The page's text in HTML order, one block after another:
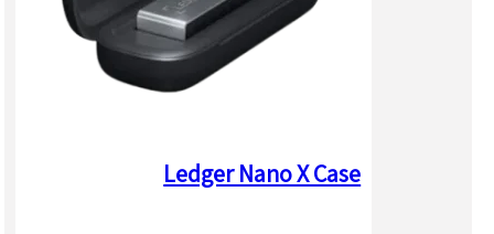
Ledger Nano X Case